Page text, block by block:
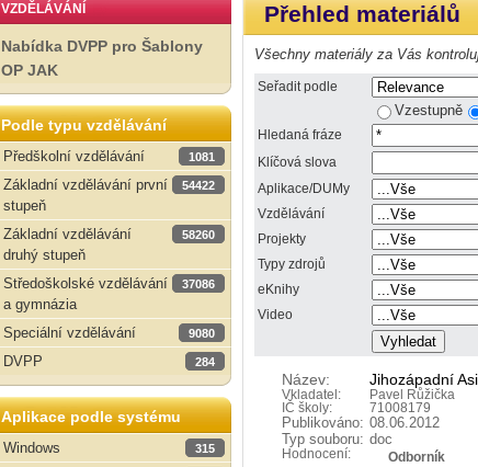
VZDĚLÁVÁNÍ
Nabídka DVPP pro Šablony
OP JAK
Podle typu vzdělávání
Předškolní vzdělávání
1081
Základní vzdělávání první
stupeň
54422
Základní vzdělávání
druhý stupeň
58260
Středoškolské vzdělávání
a gymnázia
37086
Speciální vzdělávání 9080
DVPP 284
Aplikace podle systému
Windows
315
Přehled materiálů
Všechny materiály za Vás
Seřadit podle
Vzestupně
Hledaná fráze
Klíčová slova
Aplikace/DUMy
Vzdělávání
Projekty
Typy zdrojů
eKnihy
Video
Název: Jihozápadní
Vkladatel:
Pavel Růžička
IČ školy:
71008179
Publikováno: 08.06.2012
Typ souboru: doc
Hodnocení: Odborník